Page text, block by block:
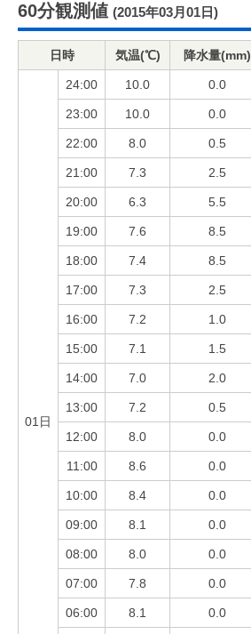
60分観測値 (2015年03月01日)
日時 気温(℃) 降水量(mm)
01日
24:00 10.0 0.0
23:00 10.0 0.0
22:00 8.0 0.5
21:00 7.3 2.5
20:00 6.3 5.5
19:00 7.6 8.5
18:00 7.4 8.5
17:00 7.3 2.5
16:00 7.2 1.0
15:00 7.1 1.5
14:00 7.0 2.0
13:00 7.2 0.5
12:00 8.0 0.0
11:00 8.6 0.0
10:00 8.4 0.0
09:00 8.1 0.0
08:00 8.0 0.0
07:00 7.8 0.0
06:00 8.1 0.0